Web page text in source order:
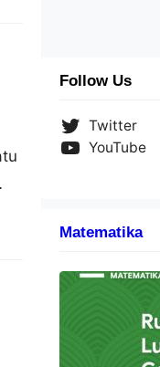
Follow Us
Twitter
YouTube
Matematika